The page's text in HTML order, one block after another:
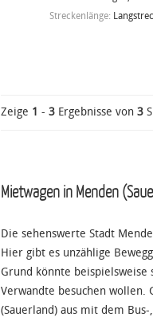
Streckenlänge:
Zeige 1 - 3 Ergebnisse von 3
Mietwagen in Menden
Die sehenswerte Stadt
Hier gibt es unzählige
Grund könnte beispielsweise
Verwandte besuchen wollen.
(Sauerland) aus mit dem